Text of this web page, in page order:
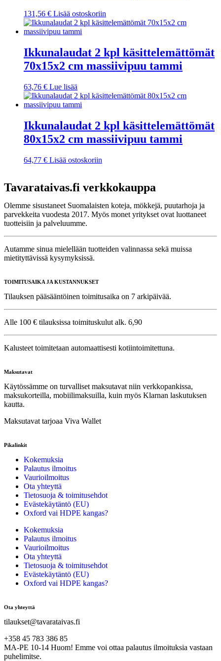
131,56 € Lisää ostoskoriin
Ikkunalaudat 2 kpl käsittelemättömät
70x15x2 cm massiivipuu tammi
63,76 € Lue lisää
Ikkunalaudat 2 kpl käsittelemättömät
80x15x2 cm massiivipuu tammi
64,77 € Lisää ostoskoriin
Tavarataivas.fi verkkokauppa
Olemme sisustaneet Suomalaisten koteja, mökkejä, puutarhoja ja
parvekkeita vuodesta 2017. Myös monet yritykset ovat luottaneet
tuotteisiin ja palveluumme.
Autamme sinua mielellään tuotteiden valinnassa sekä muissa
mietityttävissä kysymyksissä.
TOIMITUSAIKA JA KUSTANNUKSET
Tilauksen pääsääntöinen toimitusaika on 7 arkipäivää.
Alle 100 € tilauksissa toimituskulut alk. 6,90
Kalusteet toimitetaan automaattisesti kotiintoimitettuna.
Maksutavat
Käytössämme on turvalliset maksutavat niin verkkopankissa,
maksukorteilla, mobiilimaksuilla, kuin myös Klarnan laskutuksen
kautta.
Maksutavat tarjoaa Viva Wallet
Pikalinkit
Kokemuksia
Palautus ilmoitus
Vaurioilmoitus
Ota yhteyttä
Tietosuoja & toimitusehdot
Evästekäytäntö (EU)
Oxford vai HDPE kangas?
Kokemuksia
Palautus ilmoitus
Vaurioilmoitus
Ota yhteyttä
Tietosuoja & toimitusehdot
Evästekäytäntö (EU)
Oxford vai HDPE kangas?
Ota yhteyttä
tilaukset@tavarataivas.fi
+358 45 783 386 85
MA-PE 10-14 Huom! Emme voi ottaa palautus ilmoituksia vastaan
puhelimitse.